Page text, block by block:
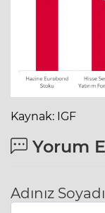
Kaynak: IGF
Yorum
Adınız